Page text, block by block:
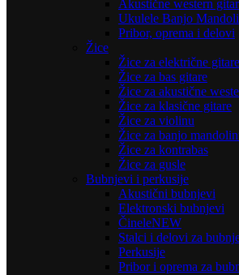
Akustične western
Ukulele Banjo
Pribor, oprema i delovi
Žice
Žice za električne gitare
Žice za bas gitare
Žice za akustične
Žice za klasične gitare
Žice za violinu
Žice za banjo
Žice za kontrabas
Žice za gusle
Bubnjevi i perkusije
Akustični bubnjevi
Elektronski bubnjevi
ČineleNEW
Stalci i delovi za
Perkusije
Pribor i oprema za